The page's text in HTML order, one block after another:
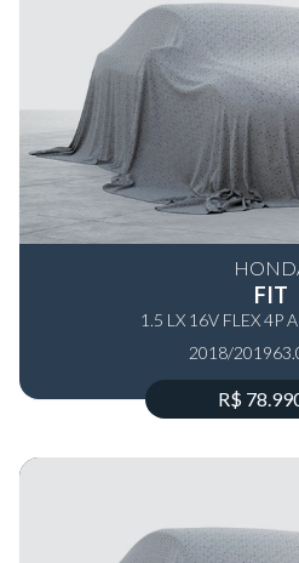
FIT
1.5 LX 16V FLEX 4P
2018/2019
R$